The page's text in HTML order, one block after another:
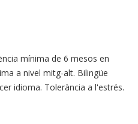
mínima de 6 mesos en
a nivel mitg-alt. Bilingüe
idioma. Tolerància a l'estrés.